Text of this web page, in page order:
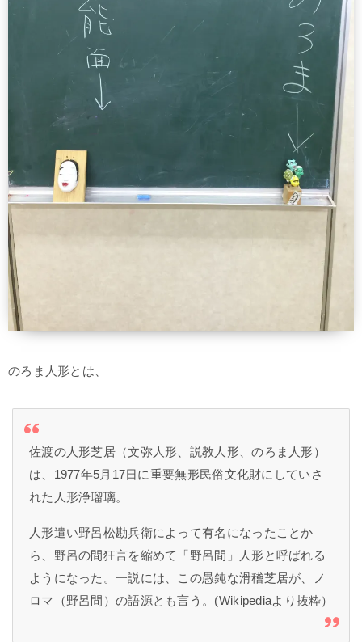
のろま人形とは、
佐渡の人形芝居（文弥人形、説教人形、のろま人形）
は、1977年5月17日に重要無形民俗文化財にしていさ
れた人形浄瑠璃。
人形遣い野呂松勘兵衛によって有名になったことか
ら、野呂の間狂言を縮めて「野呂間」人形と呼ばれる
ようになった。一説には、この愚鈍な滑稽芝居が、ノ
ロマ（野呂間）の語源とも言う。(Wikipediaより抜粋）